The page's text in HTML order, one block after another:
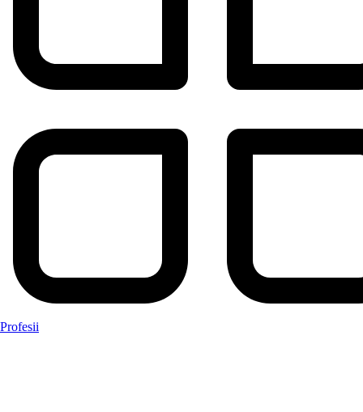
Profesii